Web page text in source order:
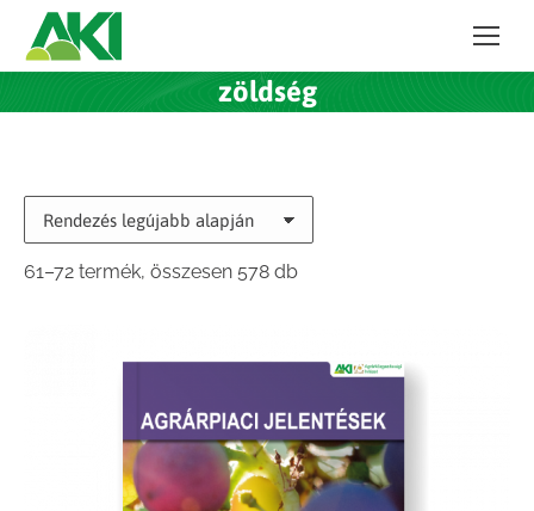
zöldség
61–72 termék, összesen 578 dbSorted